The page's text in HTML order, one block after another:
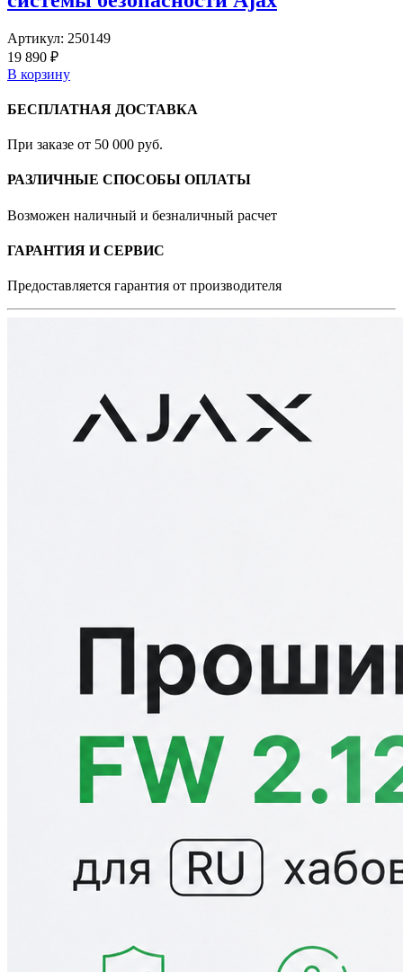
Артикул: 250149
19 890 ₽
В корзину
БЕСПЛАТНАЯ ДОСТАВКА
При заказе от 50 000 руб.
РАЗЛИЧНЫЕ СПОСОБЫ ОПЛАТЫ
Возможен наличный и безналичный расчет
ГАРАНТИЯ И СЕРВИС
Предоставляется гарантия от производителя